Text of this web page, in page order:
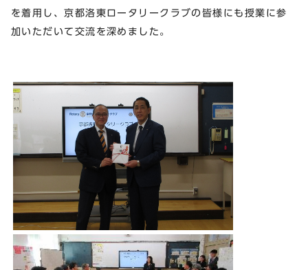
を着用し、京都洛東ロータリークラブの皆様にも授業に参
加いただいて交流を深めました。